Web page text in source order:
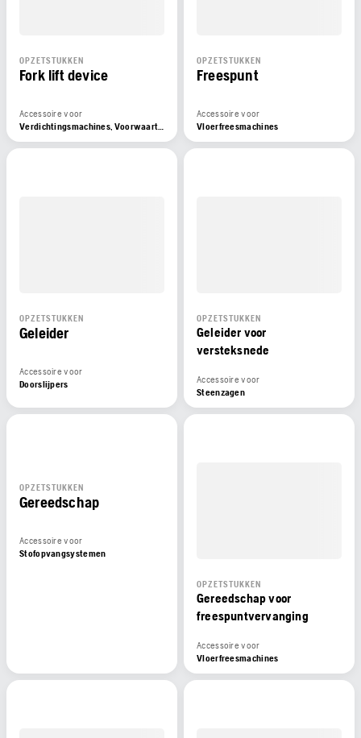
OPZETSTUKKEN
Fork lift device
Accessoire voor
Verdichtingsmachines, Voorwaartse trilplaten
OPZETSTUKKEN
Freespunt
Accessoire voor
Vloerfreesmachines
OPZETSTUKKEN
Geleider
Accessoire voor
Doorslijpers
OPZETSTUKKEN
Geleider voor
versteksnede
Accessoire voor
Steenzagen
OPZETSTUKKEN
Gereedschap
Accessoire voor
Stofopvangsystemen
OPZETSTUKKEN
Gereedschap voor
freespuntvervanging
Accessoire voor
Vloerfreesmachines